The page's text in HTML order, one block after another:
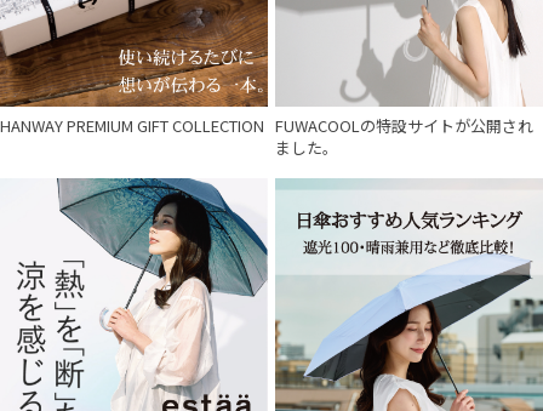
件
HANWAY PREMIUM GIFT COLLECTION FUWACOOLの特設サイトが公開され
ました。